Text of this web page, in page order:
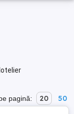
pagină: 20 50